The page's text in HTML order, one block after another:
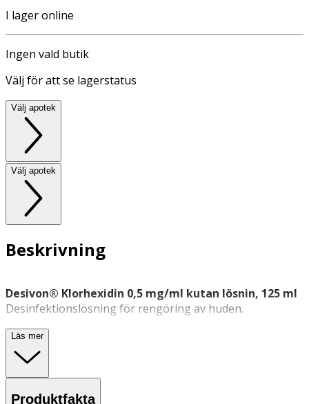
I lager online
Ingen vald butik
Välj för att se lagerstatus
Välj apotek
Välj apotek
Beskrivning
Desivon® Klorhexidin 0,5 mg/ml kutan lösnin, 125 ml
Desinfektionslösning för rengöring av huden.
Desivon® Klorhexidin är en kutan lösning som används
för huddesinfektion. Produkten innehåller
klorhexidindiglukonat, ett ämne med bakteriehämmande
egenskaper, och används för att desinficera huden.
Läs mer
Produktfakta